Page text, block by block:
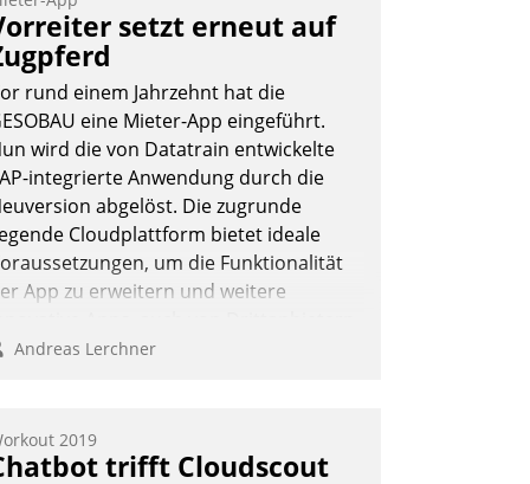
setzt erneut auf
rund einem Jahrzehnt hat die
eine Mieter-App eingeführt.
wird die von Datatrain entwickelte
integrierte Anwendung durch die
abgelöst. Die zugrunde
Cloudplattform bietet ideale
um die Funktionalität
App zu erweitern und weitere
SAP zu integrieren.
Andreas Lerchner
2019
trifft Cloudscout